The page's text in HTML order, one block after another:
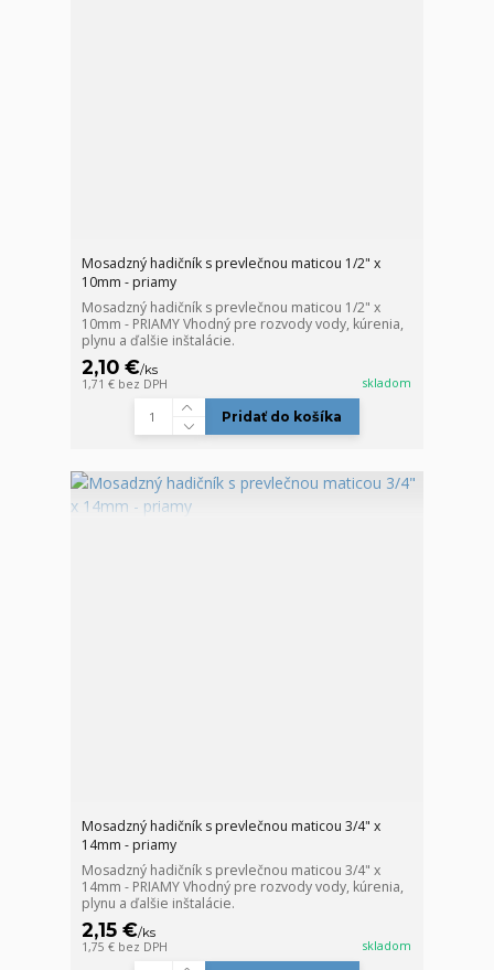
Mosadzný hadičník s prevlečnou maticou 1/2" x
10mm - priamy
Mosadzný hadičník s prevlečnou maticou 1/2" x
10mm - PRIAMY Vhodný pre rozvody vody, kúrenia,
plynu a ďalšie inštalácie.
2,10 €/ks
1,71 € bez DPH skladom
Pridať do košíka
Mosadzný hadičník s prevlečnou maticou 3/4" x
14mm - priamy
Mosadzný hadičník s prevlečnou maticou 3/4" x
14mm - PRIAMY Vhodný pre rozvody vody, kúrenia,
plynu a ďalšie inštalácie.
2,15 €/ks
1,75 € bez DPH skladom